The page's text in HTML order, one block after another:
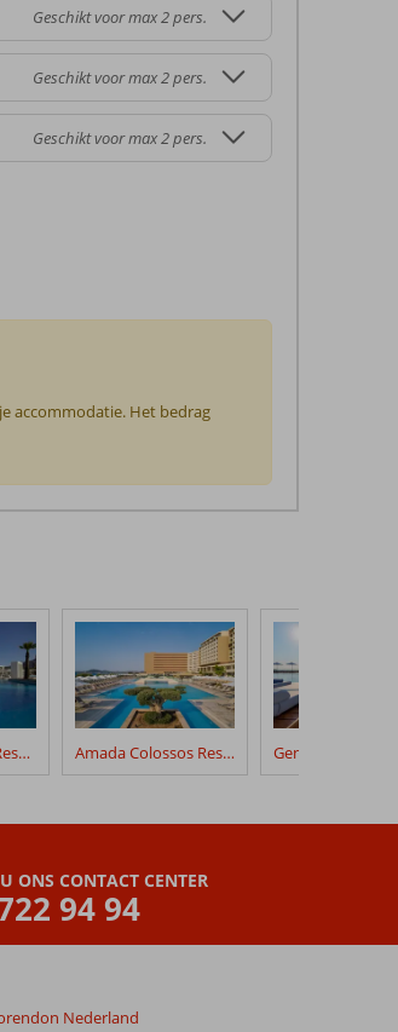
Geschikt voor max 2 pers.
Geschikt voor max 2 pers.
Geschikt voor max 2 pers.
accommodatie. Het bedrag
Mayia Exclusive Resort & Spa Amada Colossos Resort Gennadi Grand
ONS CONTACT CENTER
94 94
Nederland